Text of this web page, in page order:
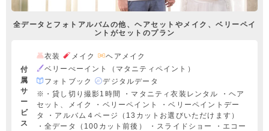
全データとフォトアルバムの他、ヘアセットやメイク、ベリーペイ
ントがセットのプラン
付
属
サ
ー
ビ
ス
衣装 メイク
ヘアメイク
ベリーぺーイント（マタニティペイント）
フォトブック
デジタルデータ
※・貸し切り撮影1時間 ・マタニティ衣装レンタル ・ヘア
セット、メイク ・ベリーペイント ・ベリーペイントデー
タ ・アルバム４ページ（13カットお選びいただけます）
・全データ（100カット前後） ・スライドショー ・エコー